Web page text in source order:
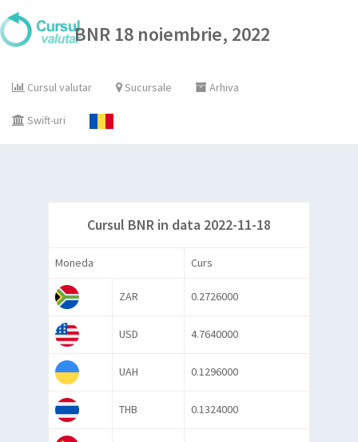
BNR 18 noiembrie, 2022
Cursul valutar Sucursale Arhiva
Swift-uri
Cursul BNR in data 2022-11-18
Moneda Curs
ZAR 0.2726000
USD 4.7640000
UAH 0.1296000
THB 0.1324000